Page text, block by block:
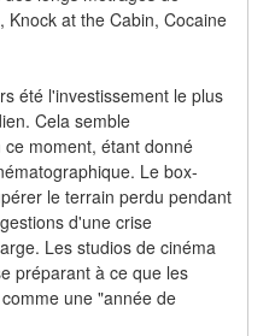
at the Cabin, Cocaine
été l'investissement le plus
Cela semble
moment, étant donné
Le box-
le terrain perdu pendant
d'une crise
Les studios de cinéma
préparant à ce que les
une "année de